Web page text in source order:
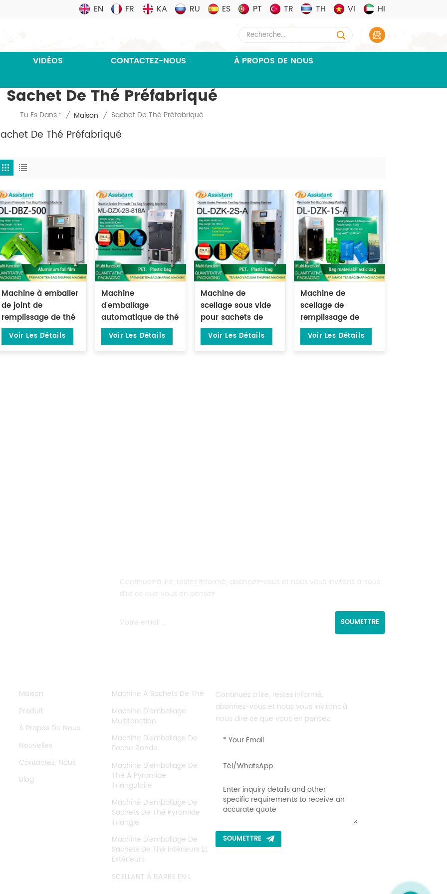
EN FR KA RU ES PT TR TH VI HI
VIDÉOS CONTACTEZ-NOUS
À PROPOS DE NOUS
Sachet De Thé Préfabriqué
Tu Es Dans : / Maison / Sachet De Thé Préfabriqué
De Thé Préfabriqué
Machine à emballer
de joint de
remplissage de thé
en vrac vert
préfabriqué de 500
Voir Les Détails
Machine
d'emballage
automatique de thé
sous vide de 1 à 25
grammes, pour
Voir Les Détails
Machine de
scellage sous vide
pour sachets de
thé, balance
électronique à
Voir Les Détails
Machine de
scellage de
remplissage de
sachets de thé
préfabriqués
Voir Les Détails
SOUMETTRE
Maison
Produit
À Propos De Nous
Nouvelles
Contactez-Nous
Blog
Machine À Sachets De Thé
Machine D'emballage
Multifonction
Machine D'emballage De
Poche Ronde
Machine D'emballage De
Thé À Pyramide
Triangulaire
Machine D'emballage De
Sachets De Thé Pyramide
Triangle
Machine D'emballage De
Sachets De Thé Intérieurs Et
Extérieurs
SCELLANT À BARRE EN L
Continuez à lire, restez informé,
abonnez-vous et nous vous invitons à
nous dire ce que vous en pensez.
SOUMETTRE